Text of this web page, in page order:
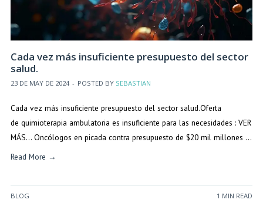
Cada vez más insuficiente presupuesto del sector
salud.
23 DE MAY DE 2024 - POSTED BY SEBASTIAN
Cada vez más insuficiente presupuesto del sector salud.Oferta
de quimioterapia ambulatoria es insuficiente para las necesidades : VER
MÁS… Oncólogos en picada contra presupuesto de $20 mil millones …
Read More →
BLOG 1 MIN READ